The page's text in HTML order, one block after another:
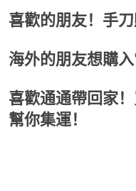
喜歡的朋友！手
海外的朋友想購入
喜歡通通帶回家
幫你集運！